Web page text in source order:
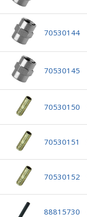
70530144
70530145
70530150
70530151
70530152
88815730